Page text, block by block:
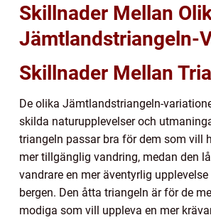
Skillnader Mellan
Jämtlandstriangeln-
Skillnader Mellan
De olika Jämtlandstriangeln-
skilda naturupplevelser och
triangeln passar bra för dem som vill
mer tillgänglig vandring, medan den
vandrare en mer äventyrlig
bergen. Den åtta triangeln är för de
modiga som vill uppleva en mer